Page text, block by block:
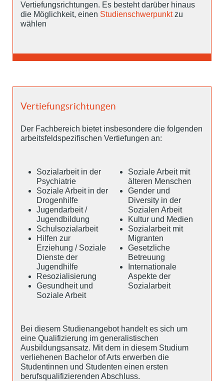
Vertiefungsrichtungen. Es besteht darüber hinaus
die Möglichkeit, einen Studienschwerpunktzu
wählen
Vertiefungsrichtungen
Der Fachbereich bietet insbesondere die folgenden
arbeitsfeldspezifischen Vertiefungen an:
Sozialarbeit in der
Psychiatrie
Soziale Arbeit in der
Drogenhilfe
Jugendarbeit /
Jugendbildung
Schulsozialarbeit
Hilfen zur
Erziehung / Soziale
Dienste der
Jugendhilfe
Resozialisierung
Gesundheit und
Soziale Arbeit
Soziale Arbeit mit
älteren Menschen
Gender und
Diversity in der
Sozialen Arbeit
Kultur und Medien
Sozialarbeit mit
Migranten
Gesetzliche
Betreuung
Internationale
Aspekte der
Sozialarbeit
Bei diesem Studienangebot handelt es sich um
eine Qualifizierung im generalistischen
Ausbildungsansatz. Mit dem in diesem Studium
verliehenen Bachelor of Arts erwerben die
Studentinnen und Studenten einen ersten
berufsqualifizierenden Abschluss.